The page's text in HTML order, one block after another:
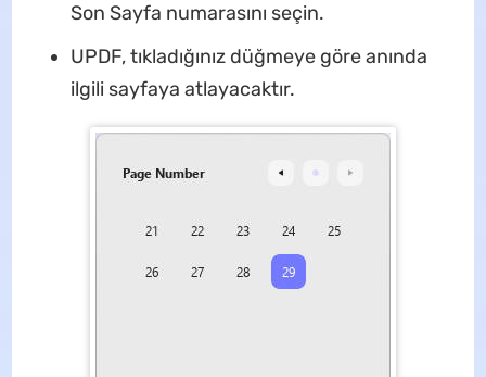
Son Sayfa numarasını seçin.
UPDF, tıkladığınız düğmeye göre anında
ilgili sayfaya atlayacaktır.